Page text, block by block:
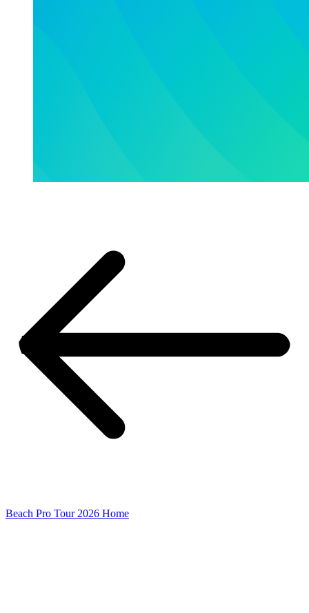
Beach Pro Tour 2026 Home